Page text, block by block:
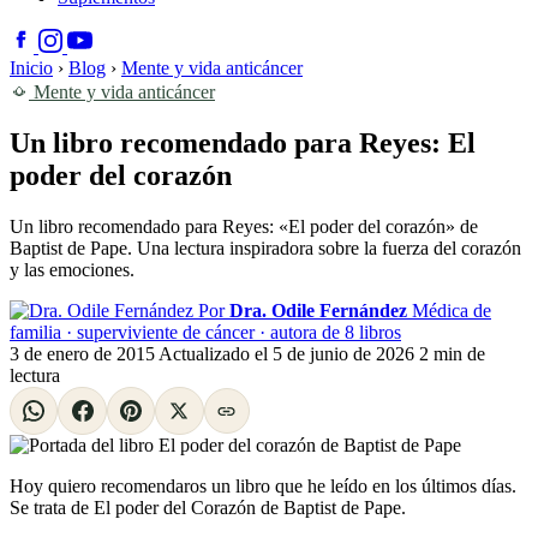
Inicio › Blog › Mente y vida anticáncer
Mente y vida anticáncer
Un libro recomendado para Reyes: El
poder del corazón
Un libro recomendado para Reyes: «El poder del corazón» de
Baptist de Pape. Una lectura inspiradora sobre la fuerza del corazón
y las emociones.
Por Dra. Odile Fernández Médica de
familia · superviviente de cáncer · autora de 8 libros
3 de enero de 2015 Actualizado el 5 de junio de 2026 2 min de
lectura
Hoy quiero recomendaros un libro que he leído en los últimos días.
Se trata de El poder del Corazón de Baptist de Pape.